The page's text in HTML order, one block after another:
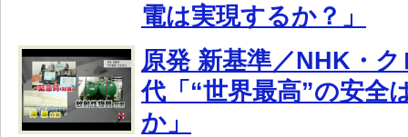
電は実現するか？」
原発 新基準／NHK・
代「“世界最高”の安全
か」